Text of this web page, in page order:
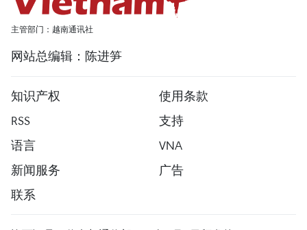
主管部门：越南通讯社
网站总编辑：陈进笋
知识产权
使用条款
RSS
支持
语言
VNA
新闻服务
广告
联系